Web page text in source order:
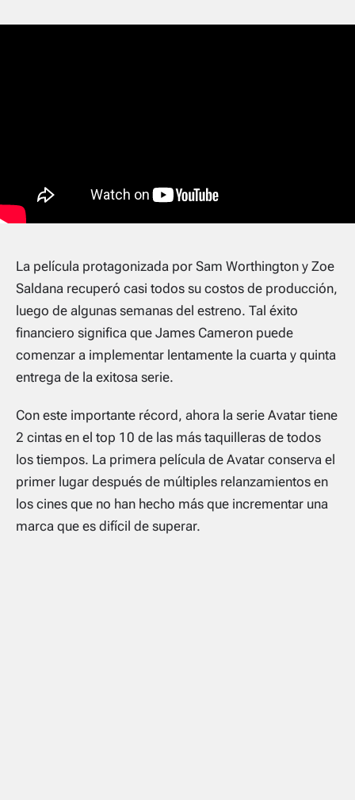
La película protagonizada por Sam Worthington y Zoe
Saldana recuperó casi todos su costos de producción,
luego de algunas semanas del estreno. Tal éxito
financiero significa que James Cameron puede
comenzar a implementar lentamente la cuarta y quinta
entrega de la exitosa serie.
Con este importante récord, ahora la serie Avatar tiene
2 cintas en el top 10 de las más taquilleras de todos
los tiempos. La primera película de Avatar conserva el
primer lugar después de múltiples relanzamientos en
los cines que no han hecho más que incrementar una
marca que es difícil de superar.